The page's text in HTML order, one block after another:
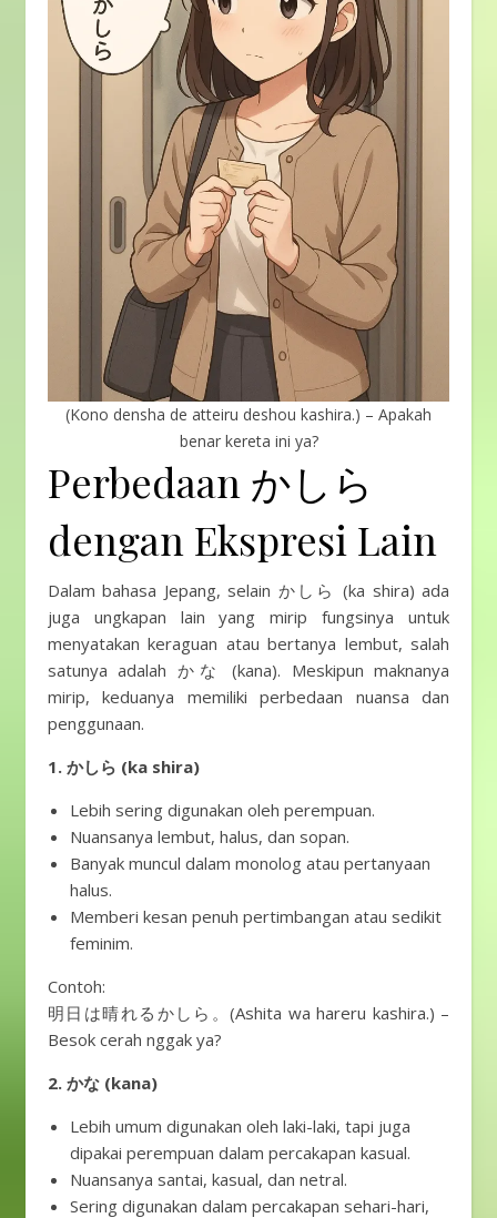
(Kono densha de atteiru deshou kashira.) – Apakah
benar kereta ini ya?
Perbedaan かしら
dengan Ekspresi Lain
Dalam bahasa Jepang, selain かしら (ka shira) ada
juga ungkapan lain yang mirip fungsinya untuk
menyatakan keraguan atau bertanya lembut, salah
satunya adalah かな (kana). Meskipun maknanya
mirip, keduanya memiliki perbedaan nuansa dan
penggunaan.
1. かしら (ka shira)
Lebih sering digunakan oleh perempuan.
Nuansanya lembut, halus, dan sopan.
Banyak muncul dalam monolog atau pertanyaan
halus.
Memberi kesan penuh pertimbangan atau sedikit
feminim.
Contoh:
明日は晴れるかしら。(Ashita wa hareru kashira.) –
Besok cerah nggak ya?
2. かな (kana)
Lebih umum digunakan oleh laki-laki, tapi juga
dipakai perempuan dalam percakapan kasual.
Nuansanya santai, kasual, dan netral.
Sering digunakan dalam percakapan sehari-hari,